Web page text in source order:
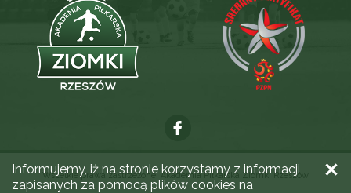
Wszelkie prawa zastrzeżone. Akademia Piłkarska Ziomki Rzeszów
Informujemy, iż na stronie korzystamy z informacji
zapisanych za pomocą plików cookies na